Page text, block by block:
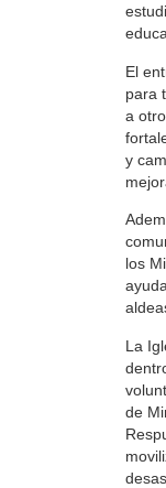
El
para
a
y
los
La
de